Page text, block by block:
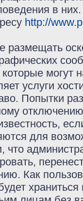
в
http://
размещать
могут
услуги
Попытки
для
что
Как